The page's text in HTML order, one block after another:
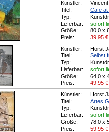
Künstler:
Titel:
Cafe at
Typ:
Lieferbar:
sofort
Größe:
80,0 x
Preis:
39,95 €
Künstler:
Horst
Titel:
Selbst
Typ:
Lieferbar:
sofort
Größe:
64,0 x
Preis:
49,95 €
Künstler:
Horst
Titel:
Artes
Typ:
Lieferbar:
sofort
Größe:
78,0 x
Preis:
59,95 €